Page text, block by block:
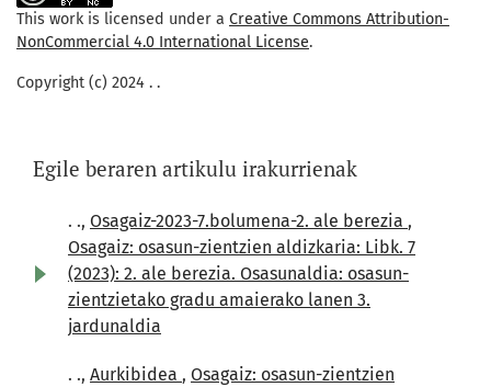
This work is licensed under a Creative Commons Attribution-
NonCommercial 4.0 International License.
Copyright (c) 2024 . .
Egile beraren artikulu irakurrienak
. ., Osagaiz-2023-7.bolumena-2. ale berezia ,
Osagaiz: osasun-zientzien aldizkaria: Libk. 7
(2023): 2. ale berezia. Osasunaldia: osasun-
zientzietako gradu amaierako lanen 3.
jardunaldia
. ., Aurkibidea , Osagaiz: osasun-zientzien